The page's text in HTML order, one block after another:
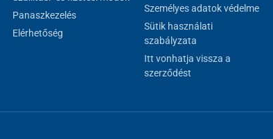
felmondási jogát olyan zárt
vagy higiéniai
küldhető vissza. Kivételt képeznek azok az esetek, amikor
és működésének megállapításához szükséges mértékben
Panaszkezelés
Elérhetőség
Személyes adatok védelme
Sütik használati
szabályzata
Itt vonhatja vissza a
szerződést